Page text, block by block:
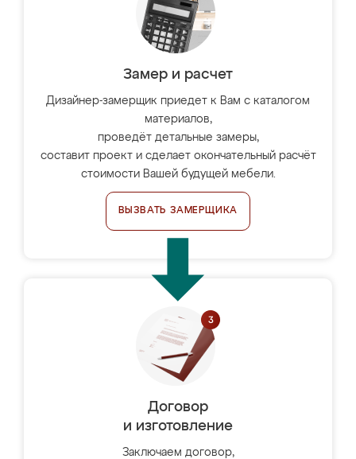
Замер и расчет
Дизайнер-замерщик приедет к Вам с каталогом
материалов,
проведёт детальные замеры,
составит проект и сделает окончательный расчёт
стоимости Вашей будущей мебели.
ВЫЗВАТЬ ЗАМЕРЩИКА
Договор
и изготовление
Заключаем договор,